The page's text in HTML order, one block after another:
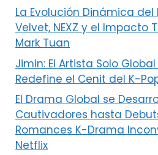
La Evolución Dinámica del
Velvet, NEXZ y el Impacto
Mark Tuan
Jimin: El Artista Solo
Redefine el Cenit del K-
El Drama Global se
Cautivadores hasta
Romances K-Drama
Netflix